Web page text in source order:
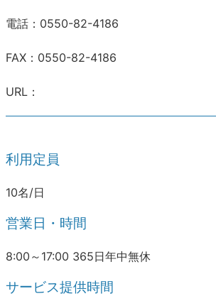
電話：0550-82-4186
FAX：0550-82-4186
URL：
利用定員
10名/日
営業日・時間
8:00～17:00 365日年中無休
サービス提供時間